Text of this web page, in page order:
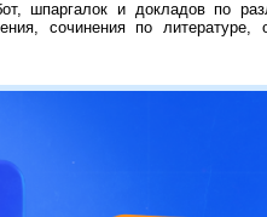
шпаргалок и докладов по
сочинения по литературе,